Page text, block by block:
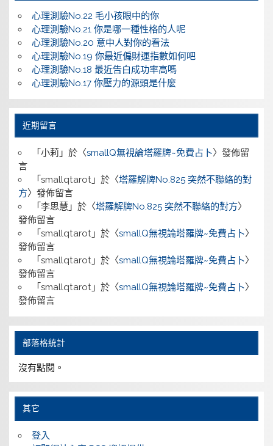
心理測驗No.22 毛小孩眼中的你
心理測驗No.21 你是哪一種性格的人呢
心理測驗No.20 意中人對你的看法
心理測驗No.19 你最近偏財運指數如何吧
心理測驗No.18 最近告白成功率高嗎
心理測驗No.17 你壓力的源頭是什麼
近期留言
「 小莉」於〈smallQ無視論塔羅牌~免費占卜〉發佈留
言
「 smallqtarot」於〈塔羅解牌No.825 突然不聯絡的對
方〉發佈留言
「 李思慧」於〈塔羅解牌No.825 突然不聯絡的對方〉
發佈留言
「 smallqtarot」於〈smallQ無視論塔羅牌~免費占卜〉
發佈留言
「 smallqtarot」於〈smallQ無視論塔羅牌~免費占卜〉
發佈留言
「 smallqtarot」於〈smallQ無視論塔羅牌~免費占卜〉
發佈留言
部落格統計
沒有點閱。
其它
登入